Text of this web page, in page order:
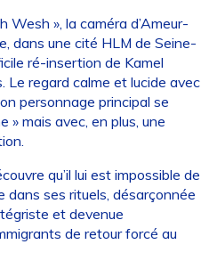
», la caméra d’Ameur-
dans une cité HLM de Seine-
ré-insertion de Kamel
regard calme et lucide avec
personnage principal se
» mais avec, en plus, une
qu’il lui est impossible de
dans ses rituels, désarçonnée
et devenue
de retour forcé au